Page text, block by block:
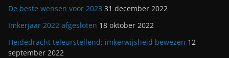
De beste wensen voor 2023 31 december 2022
Imkerjaar 2022 afgesloten 18 oktober 2022
Heidedracht teleurstellend; imkerwijsheid bewezen 12
september 2022